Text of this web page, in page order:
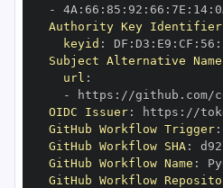
-
4A : 66 : 85 : 92 : 66 : 7E : 14:
Authority Key Identifier
keyid : DF : D3 : E9 : CF : 56 :
Subject Alternative
url :
-
https : //github.com/
OIDC Issuer: https :
GitHub Workflow Trigger:
GitHub Workflow SHA:
GitHub Workflow Name :
GitHub Workflow